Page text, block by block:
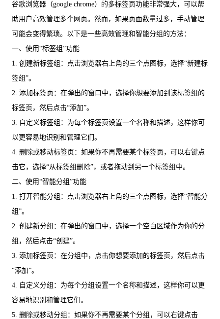
谷歌浏览器（google chrome）的多标签页功能非常强大，可以帮
助用户高效管理多个网页。然而，如果页面数量过多，手动管理
可能会变得繁琐。以下是一些高效管理和智能分组的方法：
一、使用“标签组”功能
1. 创建新标签组：点击浏览器右上角的三个点图标，选择“新建标
签组”。
2. 添加标签页：在弹出的窗口中，选择你想要添加到该标签组的
标签页，然后点击“添加”。
3. 自定义标签组：为每个标签页设置一个名称和描述，这样你可
以更容易地识别和管理它们。
4. 删除或移动标签页：如果你不再需要某个标签页，可以右键点
击它，选择“从标签组删除”，或者拖动到另一个标签组中。
二、使用“智能分组”功能
1. 打开智能分组：点击浏览器右上角的三个点图标，选择“智能分
组”。
2. 创建新分组：在弹出的窗口中，选择一个空白区域作为你的分
组，然后点击“创建”。
3. 添加标签页：在分组中，点击你想要添加的标签页，然后点击
“添加”。
4. 自定义分组：为每个分组设置一个名称和描述，这样你可以更
容易地识别和管理它们。
5. 删除或移动分组：如果你不再需要某个分组，可以右键点击